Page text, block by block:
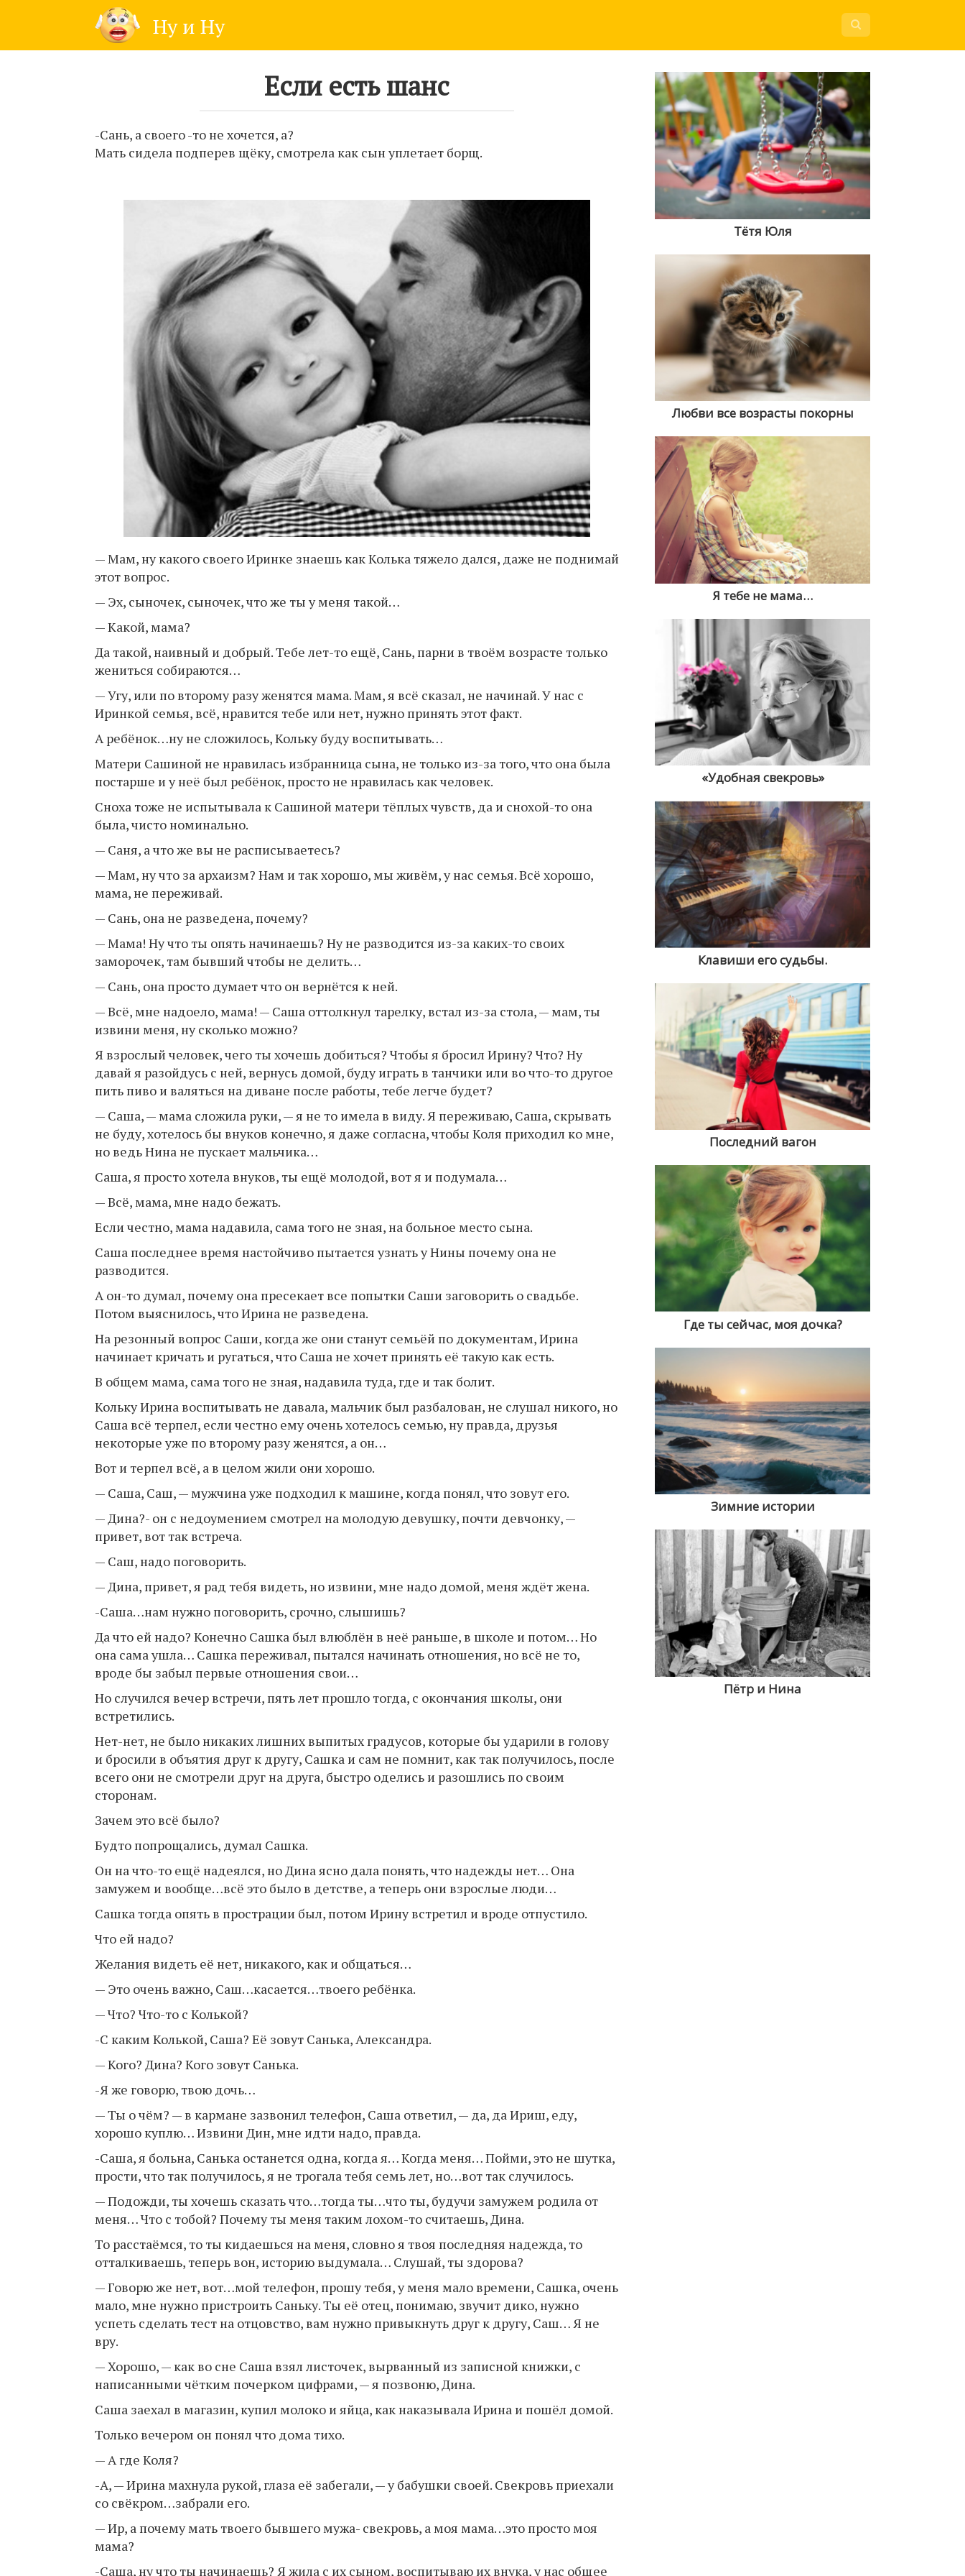
Ну и Ну
Если есть шанс
-Сань, а своего -то не хочется, а?
Мать сидела подперев щёку, смотрела как сын уплетает борщ.
— Мам, ну какого своего Иринке знаешь как Колька тяжело дался, даже не поднимай
этот вопрос.
— Эх, сыночек, сыночек, что же ты у меня такой…
— Какой, мама?
Да такой, наивный и добрый. Тебе лет-то ещё, Сань, парни в твоём возрасте только
жениться собираются…
— Угу, или по второму разу женятся мама. Мам, я всё сказал, не начинай. У нас с
Иринкой семья, всё, нравится тебе или нет, нужно принять этот факт.
А ребёнок…ну не сложилось, Кольку буду воспитывать…
Матери Сашиной не нравилась избранница сына, не только из-за того, что она была
постарше и у неё был ребёнок, просто не нравилась как человек.
Сноха тоже не испытывала к Сашиной матери тёплых чувств, да и снохой-то она
была, чисто номинально.
— Саня, а что же вы не расписываетесь?
— Мам, ну что за архаизм? Нам и так хорошо, мы живём, у нас семья. Всё хорошо,
мама, не переживай.
— Сань, она не разведена, почему?
— Мама! Ну что ты опять начинаешь? Ну не разводится из-за каких-то своих
заморочек, там бывший чтобы не делить…
— Сань, она просто думает что он вернётся к ней.
— Всё, мне надоело, мама! — Саша оттолкнул тарелку, встал из-за стола, — мам, ты
извини меня, ну сколько можно?
Я взрослый человек, чего ты хочешь добиться? Чтобы я бросил Ирину? Что? Ну
давай я разойдусь с ней, вернусь домой, буду играть в танчики или во что-то другое
пить пиво и валяться на диване после работы, тебе легче будет?
— Саша, — мама сложила руки, — я не то имела в виду. Я переживаю, Саша, скрывать
не буду, хотелось бы внуков конечно, я даже согласна, чтобы Коля приходил ко мне,
но ведь Нина не пускает мальчика…
Саша, я просто хотела внуков, ты ещё молодой, вот я и подумала…
— Всё, мама, мне надо бежать.
Если честно, мама надавила, сама того не зная, на больное место сына.
Саша последнее время настойчиво пытается узнать у Нины почему она не
разводится.
А он-то думал, почему она пресекает все попытки Саши заговорить о свадьбе.
Потом выяснилось, что Ирина не разведена.
На резонный вопрос Саши, когда же они станут семьёй по документам, Ирина
начинает кричать и ругаться, что Саша не хочет принять её такую как есть.
В общем мама, сама того не зная, надавила туда, где и так болит.
Кольку Ирина воспитывать не давала, мальчик был разбалован, не слушал никого, но
Саша всё терпел, если честно ему очень хотелось семью, ну правда, друзья
некоторые уже по второму разу женятся, а он…
Вот и терпел всё, а в целом жили они хорошо.
— Саша, Саш, — мужчина уже подходил к машине, когда понял, что зовут его.
— Дина?- он с недоумением смотрел на молодую девушку, почти девчонку, —
привет, вот так встреча.
— Саш, надо поговорить.
— Дина, привет, я рад тебя видеть, но извини, мне надо домой, меня ждёт жена.
-Саша…нам нужно поговорить, срочно, слышишь?
Да что ей надо? Конечно Сашка был влюблён в неё раньше, в школе и потом… Но
она сама ушла… Сашка переживал, пытался начинать отношения, но всё не то,
вроде бы забыл первые отношения свои…
Но случился вечер встречи, пять лет прошло тогда, с окончания школы, они
встретились.
Нет-нет, не было никаких лишних выпитых градусов, которые бы ударили в голову
и бросили в объятия друг к другу, Сашка и сам не помнит, как так получилось, после
всего они не смотрели друг на друга, быстро оделись и разошлись по своим
сторонам.
Зачем это всё было?
Будто попрощались, думал Сашка.
Он на что-то ещё надеялся, но Дина ясно дала понять, что надежды нет… Она
замужем и вообще…всё это было в детстве, а теперь они взрослые люди…
Сашка тогда опять в прострации был, потом Ирину встретил и вроде отпустило.
Что ей надо?
Желания видеть её нет, никакого, как и общаться…
— Это очень важно, Саш…касается…твоего ребёнка.
— Что? Что-то с Колькой?
-С каким Колькой, Саша? Её зовут Санька, Александра.
— Кого? Дина? Кого зовут Санька.
-Я же говорю, твою дочь…
— Ты о чём? — в кармане зазвонил телефон, Саша ответил, — да, да Ириш, еду,
хорошо куплю… Извини Дин, мне идти надо, правда.
-Саша, я больна, Санька останется одна, когда я… Когда меня… Пойми, это не шутка,
прости, что так получилось, я не трогала тебя семь лет, но…вот так случилось.
— Подожди, ты хочешь сказать что…тогда ты…что ты, будучи замужем родила от
меня… Что с тобой? Почему ты меня таким лохом-то считаешь, Дина.
То расстаёмся, то ты кидаешься на меня, словно я твоя последняя надежда, то
отталкиваешь, теперь вон, историю выдумала… Слушай, ты здорова?
— Говорю же нет, вот…мой телефон, прошу тебя, у меня мало времени, Сашка, очень
мало, мне нужно пристроить Саньку. Ты её отец, понимаю, звучит дико, нужно
успеть сделать тест на отцовство, вам нужно привыкнуть друг к другу, Саш… Я не
вру.
— Хорошо, — как во сне Саша взял листочек, вырванный из записной книжки, с
написанными чётким почерком цифрами, — я позвоню, Дина.
Саша заехал в магазин, купил молоко и яйца, как наказывала Ирина и пошёл домой.
Только вечером он понял что дома тихо.
— А где Коля?
-А, — Ирина махнула рукой, глаза её забегали, — у бабушки своей. Свекровь приехали
со свёкром…забрали его.
— Ир, а почему мать твоего бывшего мужа- свекровь, а моя мама…это просто моя
мама?
-Саша, ну что ты начинаешь? Я жила с их сыном, воспитываю их внука, у нас общее
Тётя Юля
Любви все возрасты покорны
Я тебе не мама…
«Удобная свекровь»
Клавиши его судьбы.
Последний вагон
Где ты сейчас, моя дочка?
Зимние истории
Пётр и Нина